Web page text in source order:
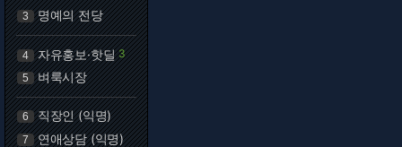
3 명예의 전당
4 자유홍보·핫딜 3
5 벼룩시장
6 직장인 (익명)
7 연애상담 (익명)